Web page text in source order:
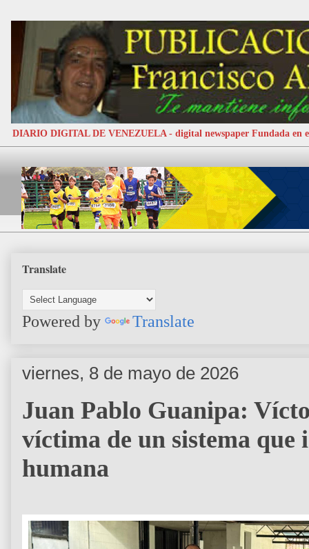
DIARIO DIGITAL DE VENEZUELA - digital newspaper Fundada en
Translate
Powered by Translate
viernes, 8 de mayo de 2026
Juan Pablo Guanipa:
víctima de un sistema
humana